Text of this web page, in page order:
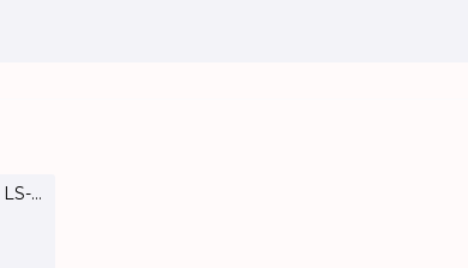
Cумка через плече LS-25